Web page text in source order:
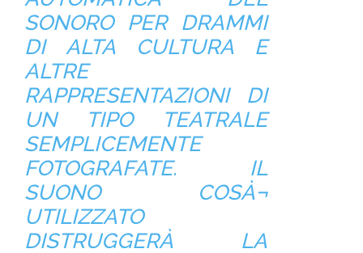
SONORO PER DRAMMI
DI ALTA CULTURA E
ALTRE
RAPPRESENTAZIONI DI
UN TIPO TEATRALE
SEMPLICEMENTE
FOTOGRAFATE. IL
SUONO COSÀ¬
UTILIZZATO
DISTRUGGERÀ LA